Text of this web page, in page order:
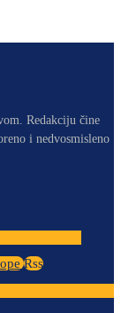
Redakciju čine
i nedvosmisleno
Rss